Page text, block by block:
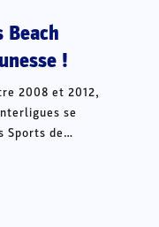
!
2008 et 2012,
se
Sports de